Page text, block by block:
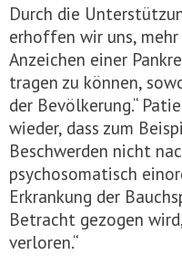
Durch die
erhoffen wir uns,
Anzeichen einer
tragen zu können,
der Bevölkerung.“
wieder, dass zum
Beschwerden nicht
psychosomatisch
Erkrankung der
Betracht gezogen
verloren.“